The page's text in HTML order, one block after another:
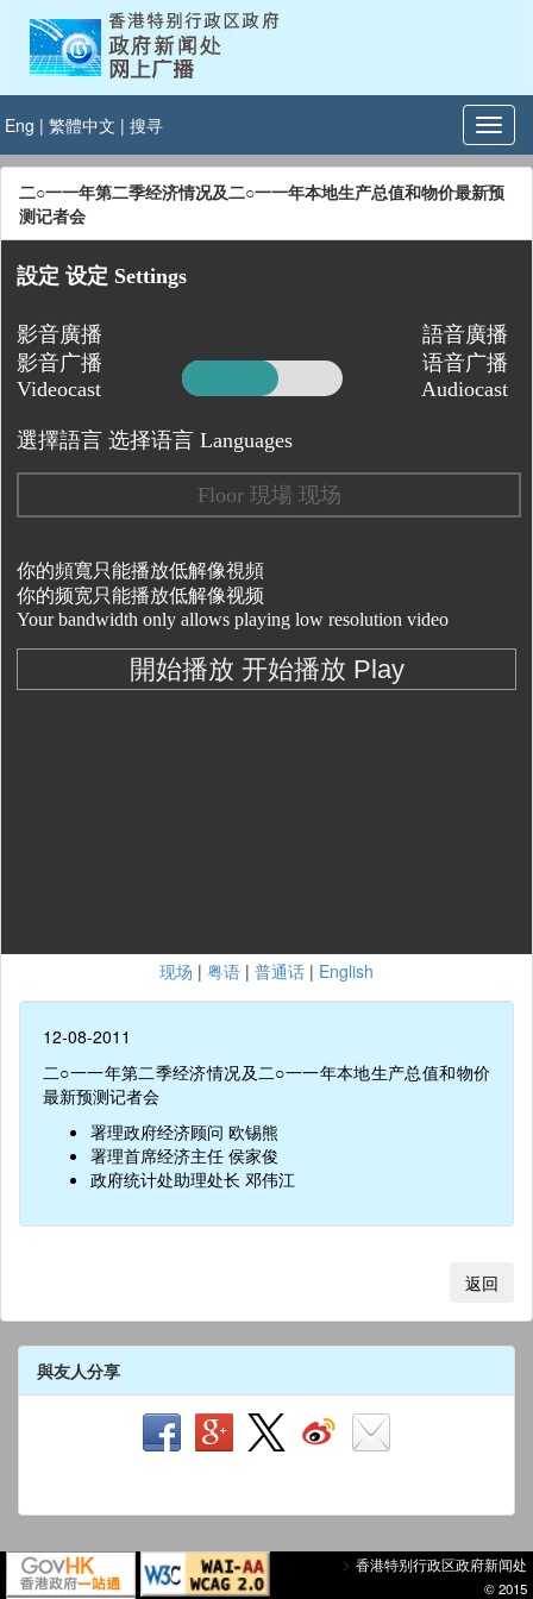
Eng | 繁體中文 | 搜寻
二○一一年第二季经济情况及二○一一年本地生产总值和物价最新预
测记者会
现场 | 粤语 | 普通话 | English
12-08-2011
二○一一年第二季经济情况及二○一一年本地生产总值和物价
最新预测记者会
署理政府经济顾问 欧锡熊
署理首席经济主任 侯家俊
政府统计处助理处长 邓伟江
返回
與友人分享
> 香港特别行政区政府新闻处
© 2015